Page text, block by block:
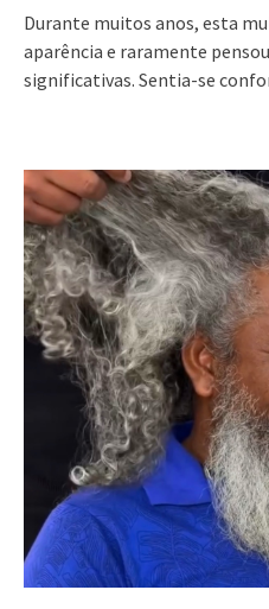
Durante muitos anos, esta
aparência e raramente
significativas. Sentia-se